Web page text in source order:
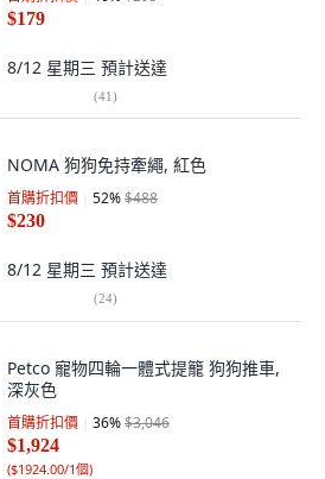
$179
8/12 星期三 預計送達
(41)
NOMA 狗狗免持牽繩, 紅色
首購折扣價 52%$488
$230
8/12 星期三 預計送達
(24)
Petco 寵物四輪一體式提籠 狗狗推車,
深灰色
首購折扣價 36%$3,046
$1,924
($1924.00/1個)